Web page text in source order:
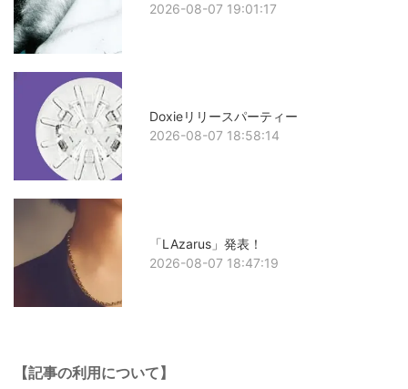
2026-08-07 19:01:17
Doxieリリースパーティー
2026-08-07 18:58:14
「LAzarus」発表！
2026-08-07 18:47:19
【記事の利用について】